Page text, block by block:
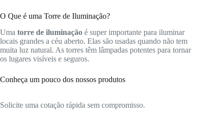
O Que é uma Torre de Iluminação?
Uma torre de iluminação é super importante para iluminar
locais grandes a céu aberto. Elas são usadas quando não tem
muita luz natural. As torres têm lâmpadas potentes para tornar
os lugares visíveis e seguros.
Conheça um pouco dos nossos produtos
Solicite uma cotação rápida sem compromisso.